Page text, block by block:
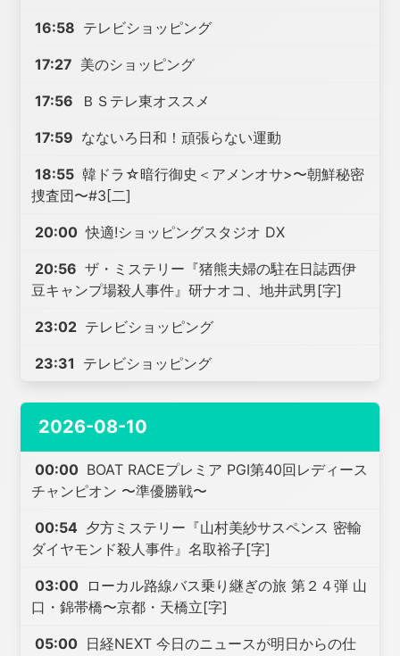
16:58 テレビショッピング
17:27 美のショッピング
17:56 ＢＳテレ東オススメ
17:59 なないろ日和！頑張らない運動
18:55 韓ドラ☆暗行御史＜アメンオサ>〜朝鮮秘密
捜査団〜#3[二]
20:00 快適!ショッピングスタジオ DX
20:56 ザ・ミステリー『猪熊夫婦の駐在日誌西伊
豆キャンプ場殺人事件』研ナオコ、地井武男[字]
23:02 テレビショッピング
23:31 テレビショッピング
2026-08-10
00:00 BOAT RACEプレミア PGI第40回レディース
チャンピオン 〜準優勝戦〜
00:54 夕方ミステリー『山村美紗サスペンス 密輸
ダイヤモンド殺人事件』名取裕子[字]
03:00 ローカル路線バス乗り継ぎの旅 第２４弾 山
口・錦帯橋〜京都・天橋立[字]
05:00 日経NEXT 今日のニュースが明日からの仕